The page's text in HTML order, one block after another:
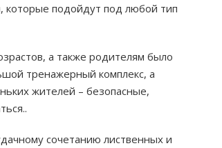
подойдут под любой тип
а также родителям было
тренажерный комплекс, а
жителей – безопасные,
сочетанию лиственных и